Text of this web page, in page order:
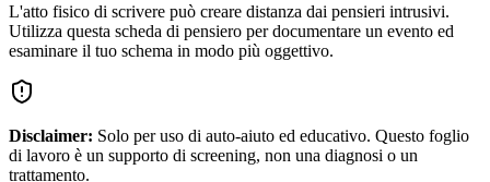
L'atto fisico di scrivere può creare distanza dai pensieri intrusivi.
Utilizza questa scheda di pensiero per documentare un evento ed
esaminare il tuo schema in modo più oggettivo.
Disclaimer: Solo per uso di auto-aiuto ed educativo. Questo foglio
di lavoro è un supporto di screening, non una diagnosi o un
trattamento.